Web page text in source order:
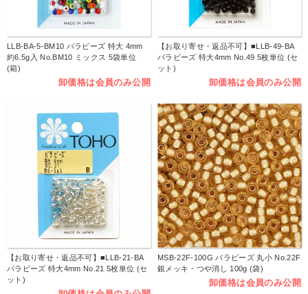
LLB-BA-5-BM10 バラビーズ 特大 4mm
約6.5g入 No.BM10 ミックス 5袋単位
(箱)
卸価格は会員のみ公開
【お取り寄せ・返品不可】■LLB-49-BA
バラビーズ 特大4mm No.49 5枚単位 (セ
ット)
卸価格は会員のみ公開
【お取り寄せ・返品不可】■LLB-21-BA
バラビーズ 特大4mm No.21 5枚単位 (セ
ット)
MSB-22F-100G バラビーズ 丸小 No.22F
銀メッキ・つや消し 100g (袋)
卸価格は会員のみ公開